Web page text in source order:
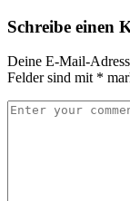
Schreibe einen
Deine E-Mail-
Felder sind mit *